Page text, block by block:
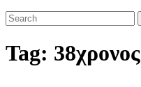
Tag: 38χρονος